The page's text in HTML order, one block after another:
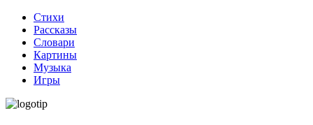
Стихи
Рассказы
Словари
Картины
Музыка
Игры